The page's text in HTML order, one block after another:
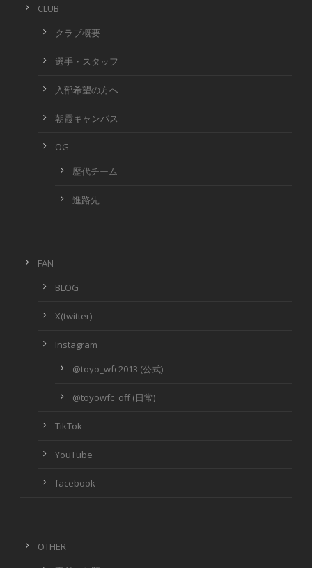
CLUB
クラブ概要
選手・スタッフ
入部希望の方へ
朝霞キャンパス
OG
歴代チーム
進路先
FAN
BLOG
X(twitter)
Instagram
@toyo_wfc2013 (公式)
@toyowfc_off (日常)
TikTok
YouTube
facebook
OTHER